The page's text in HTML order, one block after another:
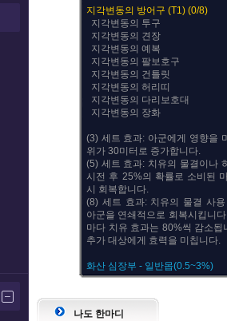
지각변동의 방어구 (T1) (0/8)
지각변동의 투구
지각변동의 견장
지각변동의 예복
지각변동의 팔보호구
지각변동의 건틀릿
지각변동의 허리띠
지각변동의 다리보호대
지각변동의 장화
(3) 세트 효과: 아군에게 영향을
위가 30미터로 증가합니다.
(5) 세트 효과: 치유의 물결이나
시전 후 25%의 확률로 소비된
시 회복합니다.
(8) 세트 효과: 치유의 물결 사
아군을 연쇄적으로 회복시킵니
마다 치유 효과는 80%씩 감소됩
추가 대상에게 효력을 미칩니다.
화산 심장부 - 일반몹(0.5~3%)
나도 한마디